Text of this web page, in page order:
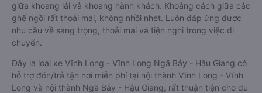
giữa khoang lái và khoang hành khách. Khoảng cách giữa các
ghế ngồi rất thoải mái, không nhồi nhét. Luôn đáp ứng được
nhu cầu về sang trọng, thoải mái và tiện nghi trong việc di
chuyển.
Đây là loại xe Vĩnh Long - Vĩnh Long Ngã Bảy - Hậu Giang có
hỗ trợ đón/trả tận nơi miễn phí tại nội thành Vĩnh Long - Vĩnh
Long và nội thành Ngã Bảy - Hậu Giang, rất thuận tiện cho du